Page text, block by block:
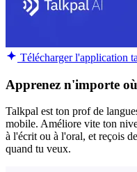
Télécharger l'application
Apprenez n'importe
Talkpal est ton prof de
mobile. Améliore vite ton
à l'écrit ou à l'oral, et reçois
quand tu veux.